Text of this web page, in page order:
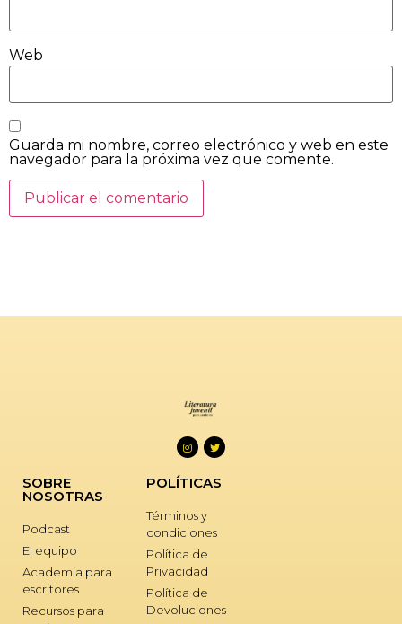
Web
Guarda mi nombre, correo electrónico y web en este
navegador para la próxima vez que comente.
SOBRE
NOSOTRAS
Podcast
El equipo
Academia para
escritores
Recursos para
POLÍTICAS
Términos y
condiciones
Política de
Privacidad
Política de
Devoluciones